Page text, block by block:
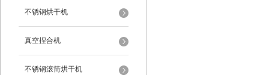
不锈钢烘干机
真空捏合机
不锈钢滚筒烘干机